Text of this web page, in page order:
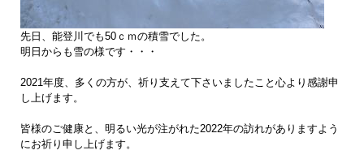
先日、能登川でも50ｃｍの積雪でした。
明日からも雪の様です・・・
2021年度、多くの方が、祈り支えて下さいましたこと心より感謝申
し上げます。
皆様のご健康と、明るい光が注がれた2022年の訪れがありますよう
にお祈り申し上げます。